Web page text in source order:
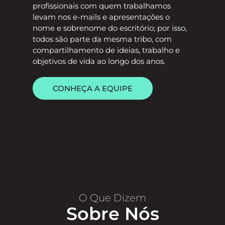
profissionais com quem trabalhamos
levam nos e-mails e apresentações o
nome e sobrenome do escritório; por isso,
todos são parte da mesma tribo, com
compartilhamento de ideias, trabalho e
objetivos de vida ao longo dos anos.
CONHEÇA A EQUIPE
O Que Dizem
Sobre Nós